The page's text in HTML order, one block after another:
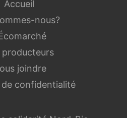
Accueil
nous?
producteurs
joindre
de confidentialité